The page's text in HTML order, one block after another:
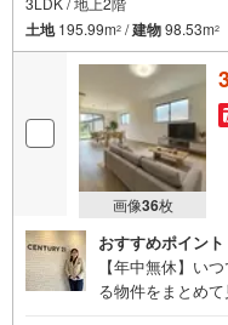
土地195.99m2 /建物98.53m2
画像36枚
おすすめポイント
【年中無休】い
る物件をまとめ